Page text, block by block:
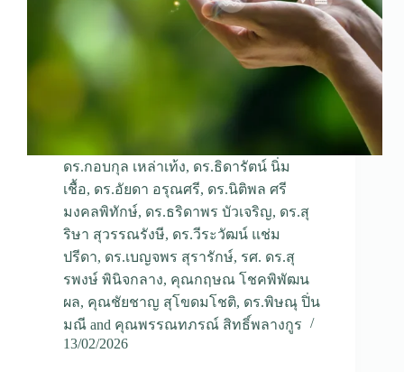
ดร.กอบกุล เหล่าเท้ง, ดร.ธิดารัตน์ นิ่ม
เชื้อ, ดร.อัยดา อรุณศรี, ดร.นิติพล ศรี
มงคลพิทักษ์, ดร.ธริดาพร บัวเจริญ, ดร.สุ
ริษา สุวรรณรังษี, ดร.วีระวัฒน์ แช่ม
ปรีดา, ดร.เบญจพร สุรารักษ์, รศ. ดร.สุ
รพงษ์ พินิจกลาง, คุณกฤษณ โชคพิพัฒน
ผล, คุณชัยชาญ สุโขดมโชติ, ดร.พิษณุ ปิ่น
มณี and คุณพรรณทภรณ์ สิทธิ์พลางกูร
13/02/2026